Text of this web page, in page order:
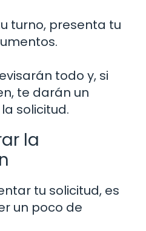
turno, presenta tu
todo y, si
te darán un
solicitud.
la
tu solicitud, es
un poco de